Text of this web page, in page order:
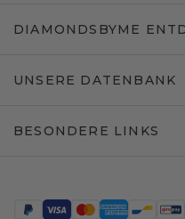
DIAMONDSBYME
UNSERE DATENBANK
BESONDERE LINKS